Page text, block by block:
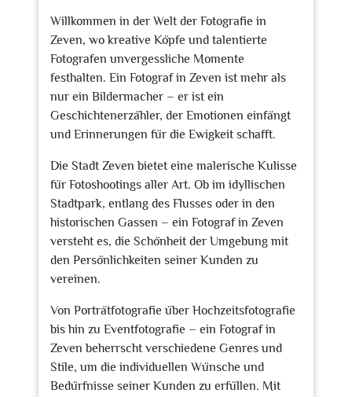
Willkommen in der Welt der Fotografie in
Zeven, wo kreative Köpfe und talentierte
Fotografen unvergessliche Momente
festhalten. Ein Fotograf in Zeven ist mehr als
nur ein Bildermacher – er ist ein
Geschichtenerzähler, der Emotionen einfängt
und Erinnerungen für die Ewigkeit schafft.
Die Stadt Zeven bietet eine malerische Kulisse
für Fotoshootings aller Art. Ob im idyllischen
Stadtpark, entlang des Flusses oder in den
historischen Gassen – ein Fotograf in Zeven
versteht es, die Schönheit der Umgebung mit
den Persönlichkeiten seiner Kunden zu
vereinen.
Von Porträtfotografie über Hochzeitsfotografie
bis hin zu Eventfotografie – ein Fotograf in
Zeven beherrscht verschiedene Genres und
Stile, um die individuellen Wünsche und
Bedürfnisse seiner Kunden zu erfüllen. Mit